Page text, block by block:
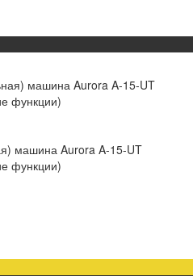
машина Aurora A-15-UT
функции)